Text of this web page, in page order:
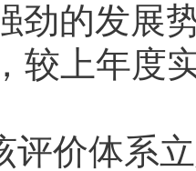
劲的发展
较上年度
评价体系